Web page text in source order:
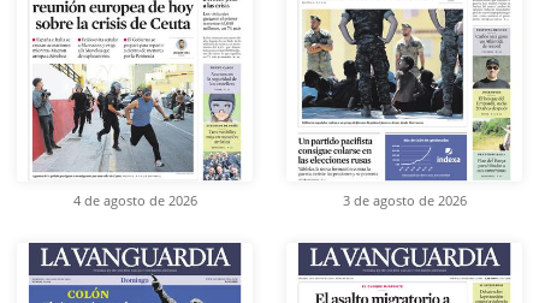
4 de agosto de 2026 3 de agosto de 2026